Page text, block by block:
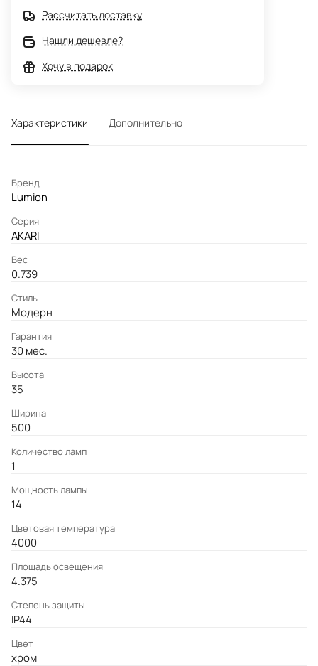
Рассчитать доставку
Нашли дешевле?
Хочу в подарок
Характеристики Дополнительно
Бренд
Lumion
Серия
AKARI
Вес
0.739
Стиль
Модерн
Гарантия
30 мес.
Высота
35
Ширина
500
Количество ламп
1
Мощность лампы
14
Цветовая температура
4000
Площадь освещения
4.375
Степень защиты
IP44
Цвет
хром